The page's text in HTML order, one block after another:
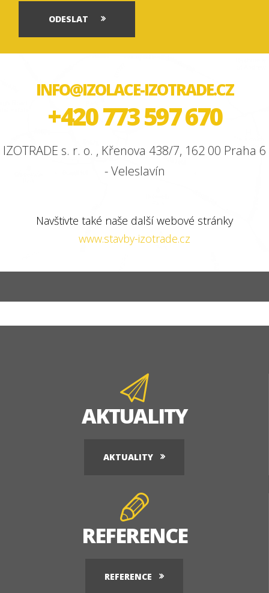
ODESLAT
INFO@IZOLACE-IZOTRADE.CZ
+420 773 597 670
IZOTRADE s. r. o. , Křenova 438/7, 162 00 Praha 6
- Veleslavín
Navštivte také naše další webové stránky
www.stavby-izotrade.cz
AKTUALITY
AKTUALITY
REFERENCE
REFERENCE